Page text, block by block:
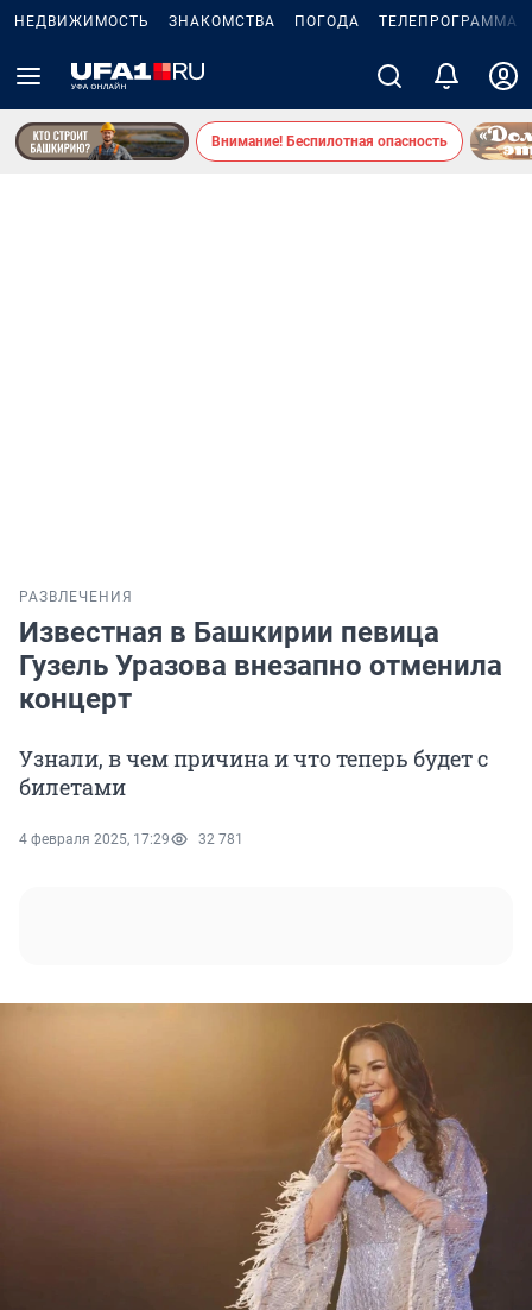
НЕДВИЖИМОСТЬ ЗНАКОМСТВА ПОГОДА ТЕЛЕПРОГРАММА
Внимание! Беспилотная опасность
РАЗВЛЕЧЕНИЯ
Известная в Башкирии певица
Гузель Уразова внезапно отменила
концерт
Узнали, в чем причина и что теперь будет с
билетами
4 февраля 2025, 17:29 32 781